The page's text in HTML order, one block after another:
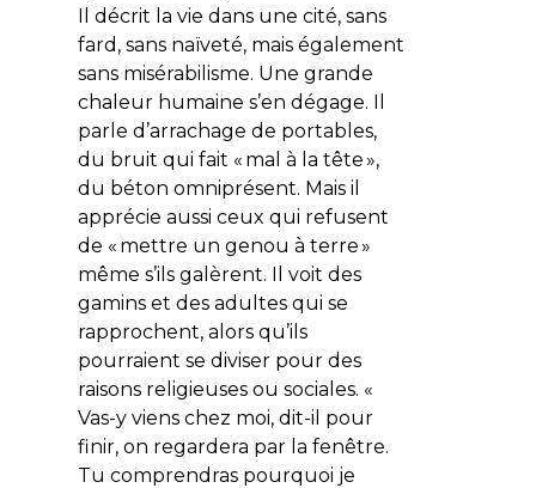
Il décrit la vie dans une cité, sans
fard, sans naïveté, mais également
sans misérabilisme. Une grande
chaleur humaine s’en dégage. Il
parle d’arrachage de portables,
du bruit qui fait « mal à la tête »,
du béton omniprésent. Mais il
apprécie aussi ceux qui refusent
de « mettre un genou à terre »
même s’ils galèrent. Il voit des
gamins et des adultes qui se
rapprochent, alors qu’ils
pourraient se diviser pour des
raisons religieuses ou sociales. «
Vas-y viens chez moi, dit-il pour
finir, on regardera par la fenêtre.
Tu comprendras pourquoi je